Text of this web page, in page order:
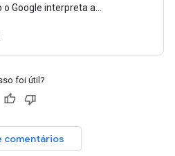
Google interpreta a
foi útil?
comentários